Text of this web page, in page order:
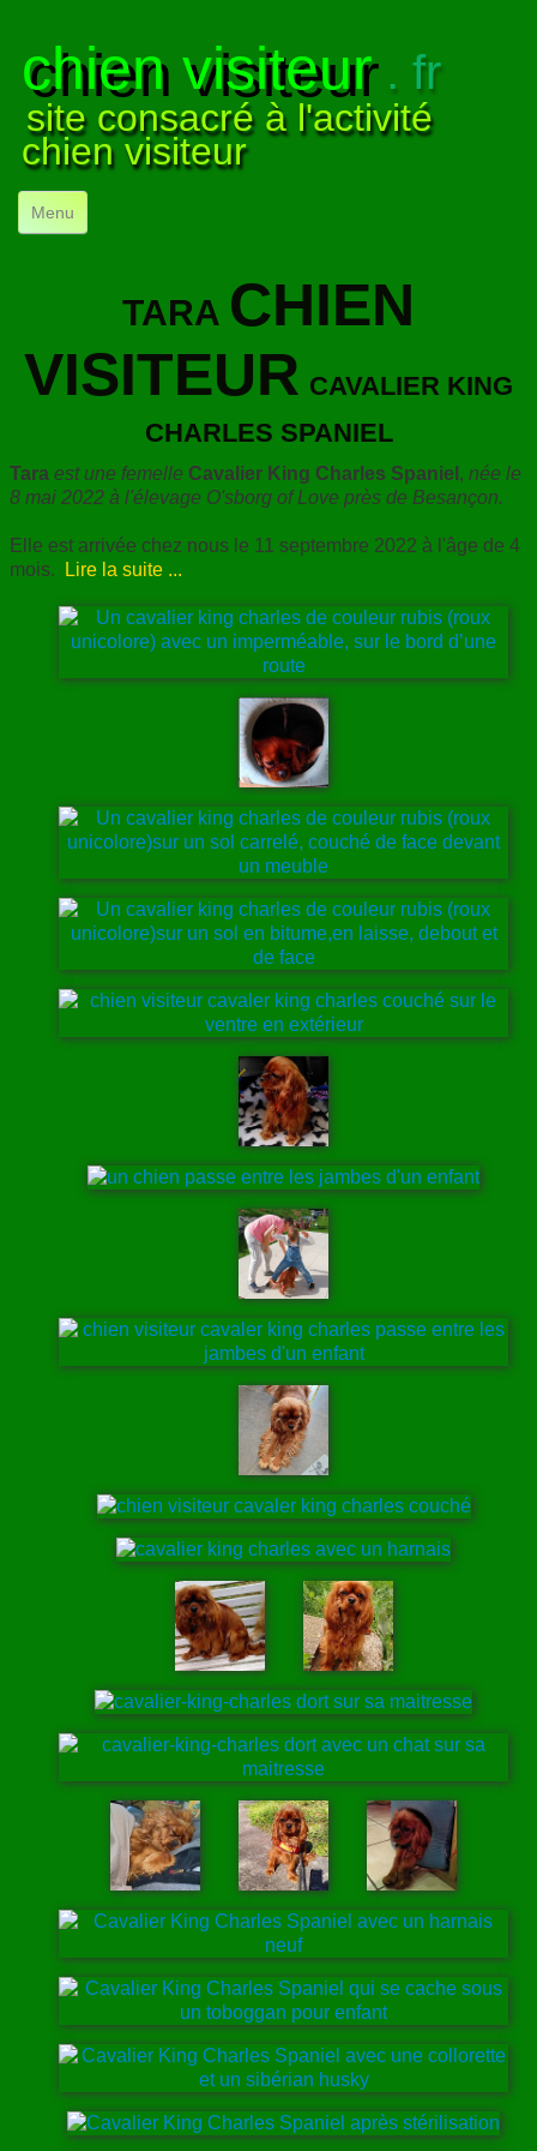
chien visiteur. fr
site consacré à l'activité
chien visiteur
Menu
NOTRE ACTIVITÉ ▼
COMPRENDRE LE CHIEN
ANNUAIRE
CONTACT
TARA CHIEN
VISITEUR CAVALIER KING
CHARLES SPANIEL
Tara est une femelle Cavalier King Charles Spaniel , née le
8 mai 2022 à l'élevage O'sborg of Love près de Besançon.
Elle est arrivée chez nous le 11 septembre 2022 à l'âge de 4
mois.
Lire la suite ...